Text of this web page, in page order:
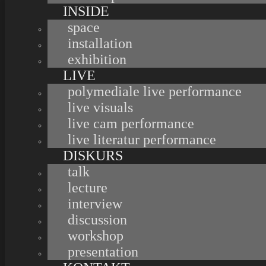
INSIDE
space
installation
exhibition
LIVE
polymediale live performance
live visuals
live cam performance
live literatur performance
DISKURS
talk
lecture
interview
discussion
workshop
presentation
OUTSIDE ,PROJEKTIONS GUERILLA TOUR
URBAN INTERVENTION